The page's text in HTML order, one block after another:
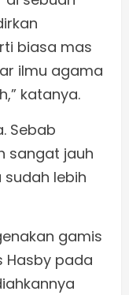
biasa mas
ilmu agama
katanya.
Sebab
sangat jauh
lebih
gamis
Hasby pada